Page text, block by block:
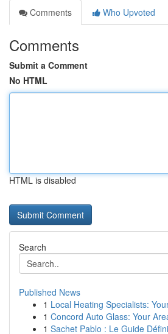
Comments
Who Upvoted
Comments
Submit a Comment
No HTML
HTML is disabled
Search
Published News
1 Local Heating Specialists:
1 Concord Auto Glass: Your
1 Sachet Pablo : Le Guide